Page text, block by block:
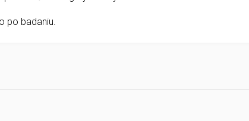
po badaniu.